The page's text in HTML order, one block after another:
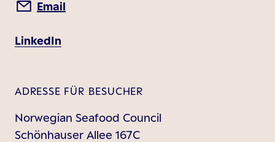
Email
LinkedIn
ADRESSE FÜR BESUCHER
Norwegian Seafood Council
Schönhauser Allee 167C